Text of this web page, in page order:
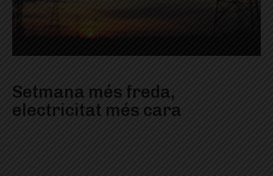
Setmana més freda,
electricitat més cara